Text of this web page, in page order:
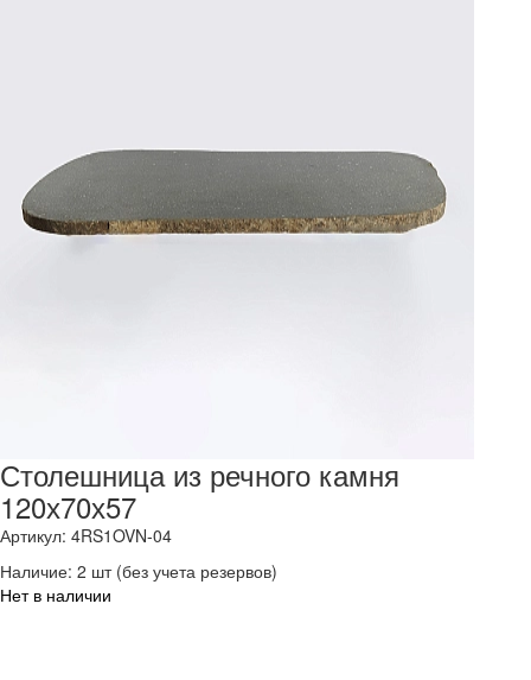
Столешница из речного камня
120х70х57
Артикул: 4RS1OVN-04
Наличие: 2 шт (без учета резервов)
Нет в наличии